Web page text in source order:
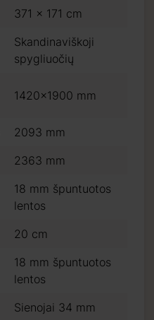
371 x 171 cm
Skandinaviškoji
spygliuočių
1420x1900 mm
2093 mm
2363 mm
18 mm špuntuotos
lentos
20 cm
18 mm špuntuotos
lentos
Sienojai 34 mm